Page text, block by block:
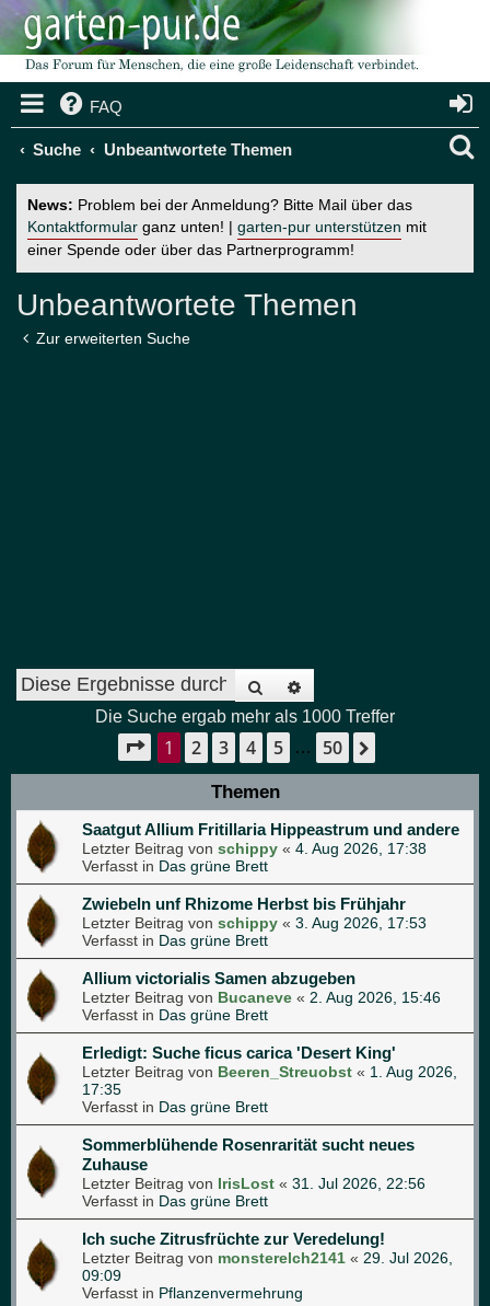
FAQ
Suche Unbeantwortete Themen
News: Problem bei der Anmeldung? Bitte Mail über das
Kontaktformular ganz unten! | garten-pur unterstützen mit
einer Spende oder über das Partnerprogramm!
Unbeantwortete Themen
Zur erweiterten Suche
Suche
Die Suche ergab mehr als 1000 Treffer
Seite 1von 50
1 2 3 4 5 … 50
Themen
Saatgut Allium Fritillaria Hippeastrum und andere
Letzter Beitrag von schippy « 4. Aug 2026, 17:38
Verfasst in Das grüne Brett
Zwiebeln unf Rhizome Herbst bis Frühjahr
Letzter Beitrag von schippy « 3. Aug 2026, 17:53
Verfasst in Das grüne Brett
Allium victorialis Samen abzugeben
Letzter Beitrag von Bucaneve « 2. Aug 2026, 15:46
Verfasst in Das grüne Brett
Erledigt: Suche ficus carica 'Desert King'
Letzter Beitrag von Beeren_Streuobst « 1. Aug 2026,
17:35
Verfasst in Das grüne Brett
Sommerblühende Rosenrarität sucht neues
Zuhause
Letzter Beitrag von IrisLost « 31. Jul 2026, 22:56
Verfasst in Das grüne Brett
Ich suche Zitrusfrüchte zur Veredelung!
Letzter Beitrag von monsterelch2141 « 29. Jul 2026,
09:09
Verfasst in Pflanzenvermehrung